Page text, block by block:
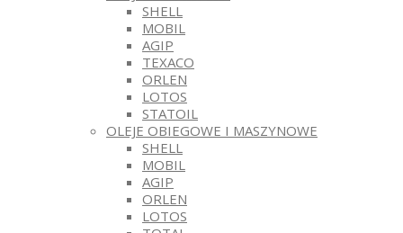
SHELL
MOBIL
AGIP
TEXACO
ORLEN
LOTOS
STATOIL
OLEJE OBIEGOWE I MASZYNOWE
SHELL
MOBIL
AGIP
ORLEN
LOTOS